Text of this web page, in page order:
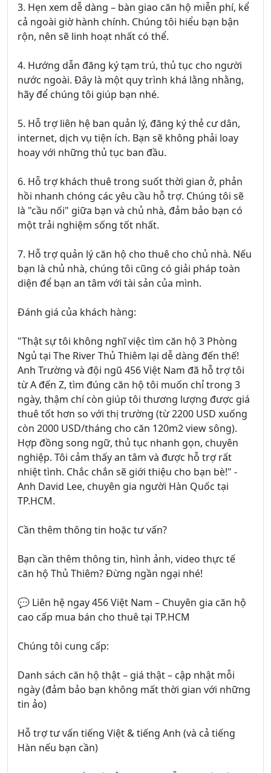
3. Hẹn xem dễ dàng – bàn giao căn hộ miễn phí, kể
cả ngoài giờ hành chính. Chúng tôi hiểu bạn bận
rộn, nên sẽ linh hoạt nhất có thể.
4. Hướng dẫn đăng ký tạm trú, thủ tục cho người
nước ngoài. Đây là một quy trình khá lằng nhằng,
hãy để chúng tôi giúp bạn nhé.
5. Hỗ trợ liên hệ ban quản lý, đăng ký thẻ cư dân,
internet, dịch vụ tiện ích. Bạn sẽ không phải loay
hoay với những thủ tục ban đầu.
6. Hỗ trợ khách thuê trong suốt thời gian ở, phản
hồi nhanh chóng các yêu cầu hỗ trợ. Chúng tôi sẽ
là "cầu nối" giữa bạn và chủ nhà, đảm bảo bạn có
một trải nghiệm sống tốt nhất.
7. Hỗ trợ quản lý căn hộ cho thuê cho chủ nhà. Nếu
bạn là chủ nhà, chúng tôi cũng có giải pháp toàn
diện để bạn an tâm với tài sản của mình.
Đánh giá của khách hàng:
"Thật sự tôi không nghĩ việc tìm căn hộ 3 Phòng
Ngủ tại The River Thủ Thiêm lại dễ dàng đến thế!
Anh Trường và đội ngũ 456 Việt Nam đã hỗ trợ tôi
từ A đến Z, tìm đúng căn hộ tôi muốn chỉ trong 3
ngày, thậm chí còn giúp tôi thương lượng được giá
thuê tốt hơn so với thị trường (từ 2200 USD xuống
còn 2000 USD/tháng cho căn 120m2 view sông).
Hợp đồng song ngữ, thủ tục nhanh gọn, chuyên
nghiệp. Tôi cảm thấy an tâm và được hỗ trợ rất
nhiệt tình. Chắc chắn sẽ giới thiệu cho bạn bè!" -
Anh David Lee, chuyên gia người Hàn Quốc tại
TP.HCM.
Cần thêm thông tin hoặc tư vấn?
Bạn cần thêm thông tin, hình ảnh, video thực tế
căn hộ Thủ Thiêm? Đừng ngần ngại nhé!
💬 Liên hệ ngay 456 Việt Nam – Chuyên gia căn hộ
cao cấp mua bán cho thuê tại TP.HCM
Chúng tôi cung cấp:
Danh sách căn hộ thật – giá thật – cập nhật mỗi
ngày (đảm bảo bạn không mất thời gian với những
tin ảo)
Hỗ trợ tư vấn tiếng Việt & tiếng Anh (và cả tiếng
Hàn nếu bạn cần)